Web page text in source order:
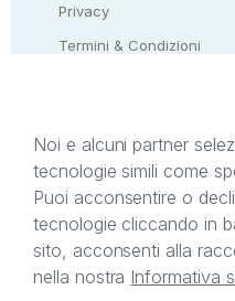
Privacy
Termini & Condizioni
Il presente sito web è
C.F. e P.IVA
titolare di tutti i
afferenti ai marchi,
sul sito web. Si invita
Noi e alcuni partner
tecnologie simili come
Puoi acconsentire o
tecnologie cliccando in
sito, acconsenti alla
nella nostra Informativa